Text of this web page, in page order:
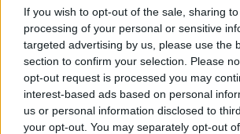
If you wish to opt-out of the sale, sharing
processing of your personal or sensitive
targeted advertising by us, please use the
section to confirm your selection. Please
opt-out request is processed you may
interest-based ads based on personal
us or personal information disclosed to
your opt-out. You may separately opt-out
SANTA MARIA A MONTE —Un incidente è
pomeriggio di ieri in via Francesca sud a
Santa Maria a Monte.